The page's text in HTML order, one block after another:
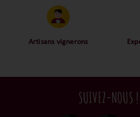
proche des consommateurs
! La proximité, le partage,
notre ADN c’est pourquoi
alors
mais
Artisans vignerons
terroir, iIs aiment
le gardent précieusement
48h
SUIVEZ-NOUS !